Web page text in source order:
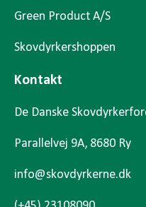
Green Product A/S
Skovdyrkershoppen
Kontakt
De Danske
Parallelvej 9A, 8680 Ry
info@skovdyrkerne.dk